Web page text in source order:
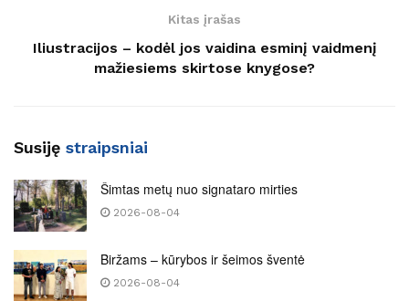
Kitas įrašas
Iliustracijos – kodėl jos vaidina esminį vaidmenį
mažiesiems skirtose knygose?
Susiję straipsniai
Šimtas metų nuo signataro mirties
2026-08-04
Biržams – kūrybos ir šeimos šventė
2026-08-04